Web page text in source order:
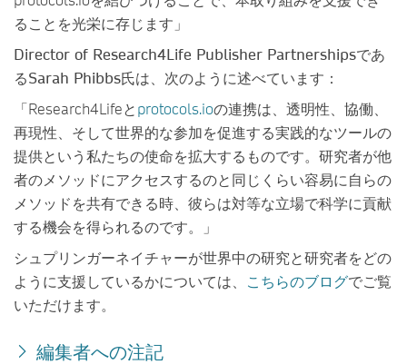
ることを光栄に存じます」
Director of Research4Life Publisher Partnershipsであ
るSarah Phibbs氏は、次のように述べています：
「Research4Lifeとprotocols.ioの連携は、透明性、協働、
再現性、そして世界的な参加を促進する実践的なツールの
提供という私たちの使命を拡大するものです。研究者が他
者のメソッドにアクセスするのと同じくらい容易に自らの
メソッドを共有できる時、彼らは対等な立場で科学に貢献
する機会を得られるのです。」
シュプリンガーネイチャーが世界中の研究と研究者をどの
ように支援しているかについては、 こちらのブログでご覧
いただけます。
編集者への注記